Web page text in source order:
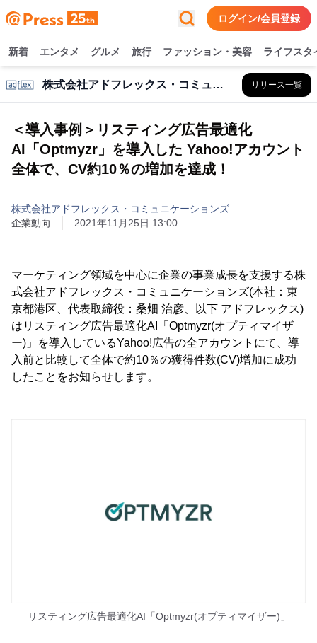
ログイン/会員登録
新着 エンタメ グルメ 旅行 ファッション・美容 ライフスタ
株式会社アドフレックス・コミュニケーションズ リリース一覧
＜導入事例＞リスティング広告最適化
AI「Optmyzr」を導入した Yahoo!アカウント
全体で、CV約10％の増加を達成！
株式会社アドフレックス・コミュニケーションズ
企業動向
2021年11月25日 13:00
マーケティング領域を中心に企業の事業成長を支援する株
式会社アドフレックス・コミュニケーションズ(本社：東
京都港区、代表取締役：桑畑 治彦、以下 アドフレックス)
はリスティング広告最適化AI「Optmyzr(オプティマイザ
ー)」を導入しているYahoo!広告の全アカウントにて、導
入前と比較して全体で約10％の獲得件数(CV)増加に成功
したことをお知らせします。
リスティング広告最適化AI「Optmyzr(オプティマイザー)」